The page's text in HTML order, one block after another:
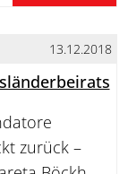
13.12.2018
zurück –